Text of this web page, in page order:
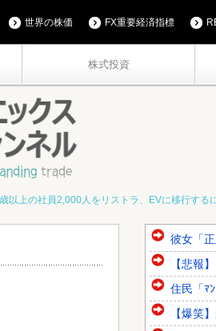
株式投資
世界の株価 FX重要経済指標
以上の社員2,000人をリストラ、EVに移行する
彼女「
【悲報
住民「ﾏ
【爆笑